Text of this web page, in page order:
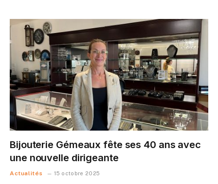
Bijouterie Gémeaux fête ses 40 ans avec
une nouvelle dirigeante
Actualités 15 octobre 2025